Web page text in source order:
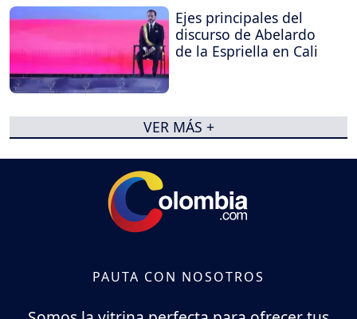
Ejes principales del
discurso de Abelardo
de la Espriella en Cali
VER MÁS +
PAUTA CON NOSOTROS